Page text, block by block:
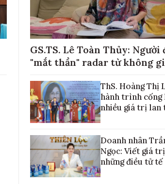
GS.TS. Lê Toàn Thủy: Người
"mắt thần" radar từ không
ThS. Hoàng Thị
hành trình cống
nhiều giá trị lan
Doanh nhân
Ngọc: Viết giá
những điều tử tế